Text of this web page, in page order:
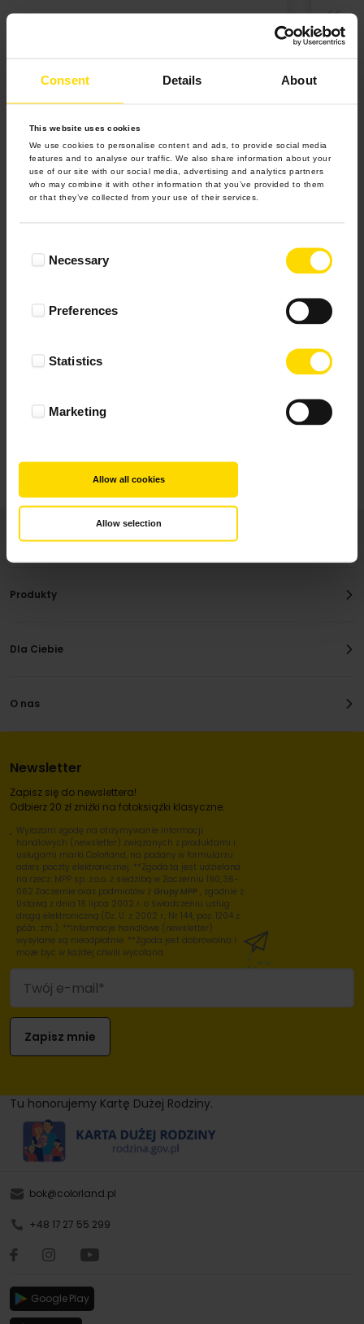
Consent Details About
This website uses cookies
We use cookies to personalise content and ads, to provide social media
features and to analyse our traffic. We also share information about your
use of our site with our social media, advertising and analytics partners
who may combine it with other information that you’ve provided to them
or that they’ve collected from your use of their services.
SelectionNecessary
Preferences
Statistics
Marketing
Allow all cookies
Allow selection
Rozwiń
4.9 z 5.0
Najbardziej pomocne oceny, które doradzą Ci
Produkty
Dla Ciebie
O nas
Newsletter
Zapisz się do newslettera!
Odbierz 20 zł zniżki na fotoksiążki klasyczne.
Wyrażam zgodę na otrzymywanie informacji
handlowych (newsletter) związanych z produktami i
usługami marki Colorland, na podany w formularzu
adres poczty elektronicznej. **Zgoda ta jest udzielana
na rzecz: MPP sp. z o.o. z siedzibą w Zaczerniu 190, 36-
062 Zaczernie oraz podmiotów z Grupy MPP , zgodnie z
Ustawą z dnia 18 lipca 2002 r. o świadczeniu usług
drogą elektroniczną (Dz. U. z 2002 r., Nr 144, poz. 1204 z
późn. zm.). **Informacje handlowe (newsletter)
wysyłane są nieodpłatnie. **Zgoda jest dobrowolna i
może być w każdej chwili wycofana.
Tu honorujemy Kartę Dużej Rodziny.
bok@colorland.pl
+48 17 27 55 299
Google Play